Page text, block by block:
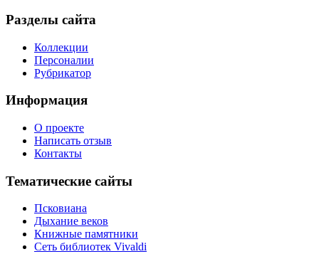
Разделы сайта
Коллекции
Персоналии
Рубрикатор
Информация
О проекте
Написать отзыв
Контакты
Тематические сайты
Псковиана
Дыхание веков
Книжные памятники
Сеть библиотек Vivaldi